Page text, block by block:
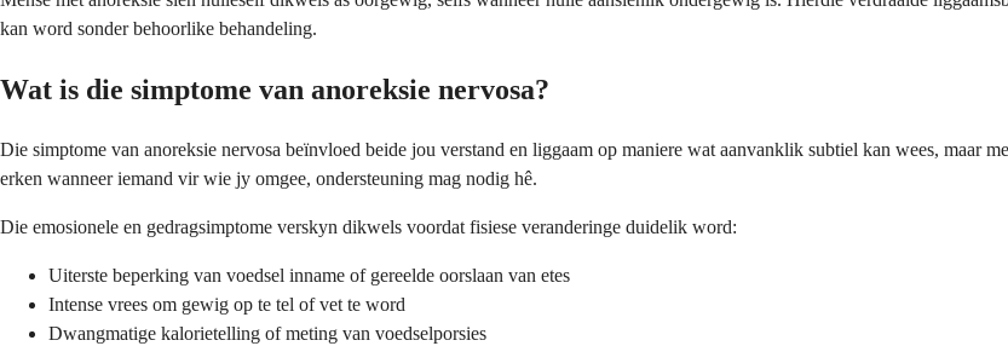
kan word sonder behoorlike behandeling.
Wat is die simptome van anoreksie nervosa?
Die simptome van anoreksie nervosa beïnvloed beide jou verstand en liggaam op maniere wat aanvanklik subtiel kan wees, maar
erken wanneer iemand vir wie jy omgee, ondersteuning mag nodig hê.
Die emosionele en gedragsimptome verskyn dikwels voordat fisiese veranderinge duidelik word:
Uiterste beperking van voedsel inname of gereelde oorslaan van etes
Intense vrees om gewig op te tel of vet te word
Dwangmatige kalorietelling of meting van voedselporsies